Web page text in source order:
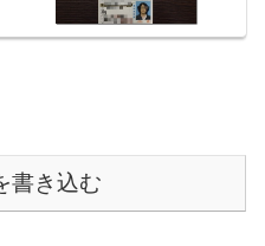
書き込む